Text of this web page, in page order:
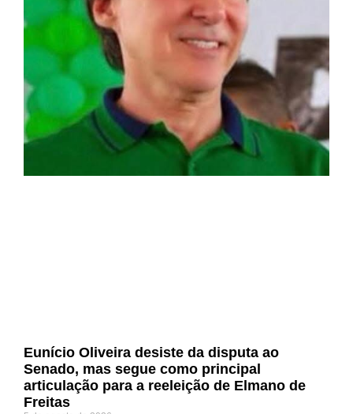
Eunício Oliveira desiste da disputa ao
Senado, mas segue como principal
articulação para a reeleição de Elmano de
Freitas